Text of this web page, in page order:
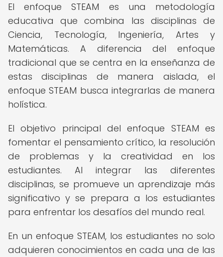
El enfoque STEAM es una metodología
educativa que combina las disciplinas de
Ciencia, Tecnología, Ingeniería, Artes y
Matemáticas. A diferencia del enfoque
tradicional que se centra en la enseñanza de
estas disciplinas de manera aislada, el
enfoque STEAM busca integrarlas de manera
holística.
El objetivo principal del enfoque STEAM es
fomentar el pensamiento crítico, la resolución
de problemas y la creatividad en los
estudiantes. Al integrar las diferentes
disciplinas, se promueve un aprendizaje más
significativo y se prepara a los estudiantes
para enfrentar los desafíos del mundo real.
En un enfoque STEAM, los estudiantes no solo
adquieren conocimientos en cada una de las